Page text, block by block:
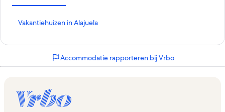
Vakantiehuizen in Alajuela
L
p
t
d
Accommodatie rapporteren bij Vrbo